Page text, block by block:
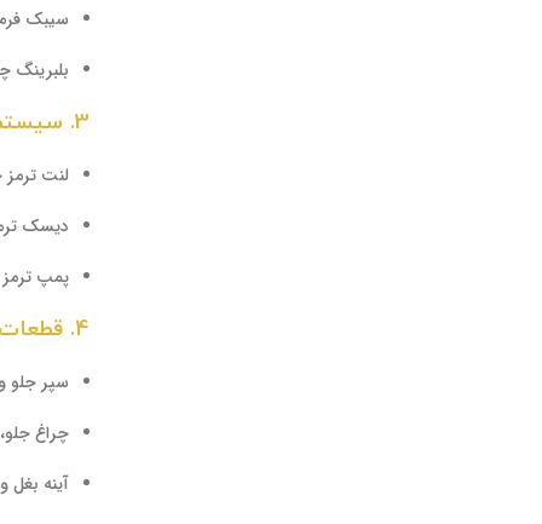
سیبک
3.
لنت
دیسک
پمپ
4.
سپر جلو
چراغ
آینه بغل